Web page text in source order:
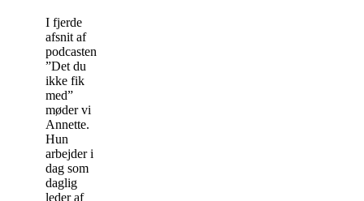
I fjerde
afsnit af
podcasten
”Det du
ikke fik
med”
møder vi
Annette.
Hun
arbejder i
dag som
daglig
leder af